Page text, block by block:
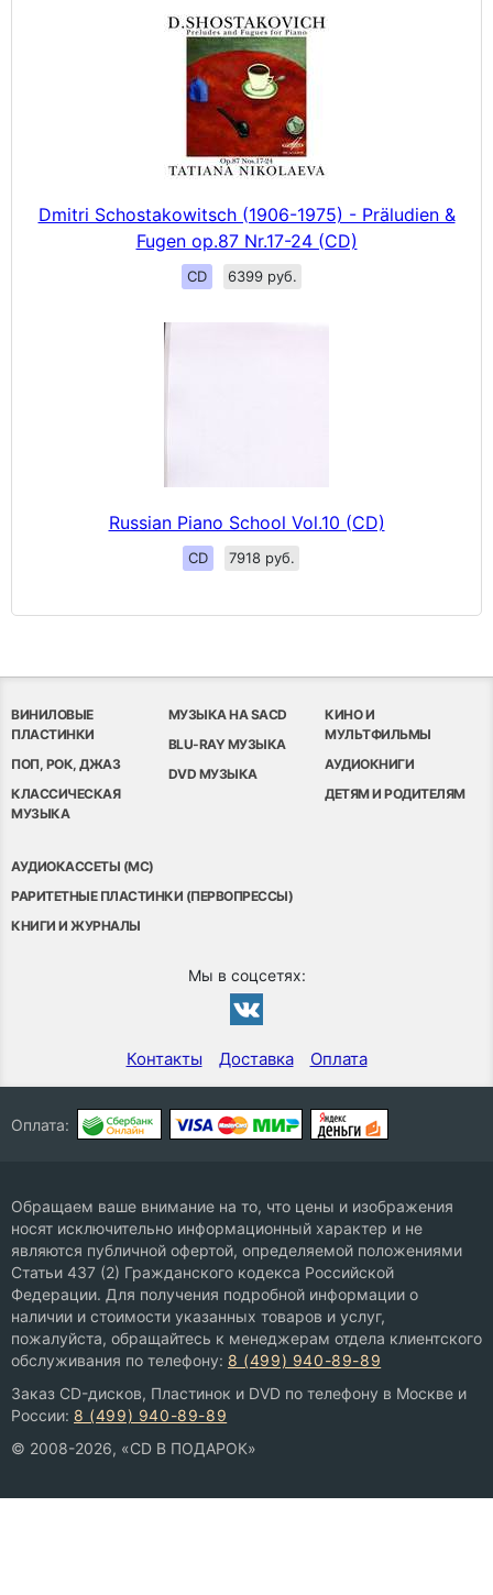
Dmitri Schostakowitsch (1906-1975) - Präludien &
Fugen op.87 Nr.17-24 (CD)
CD 6399 руб.
Russian Piano School Vol.10 (CD)
CD 7918 руб.
ВИНИЛОВЫЕ
ПЛАСТИНКИ
ПОП, РОК, ДЖАЗ
КЛАССИЧЕСКАЯ
МУЗЫКА
МУЗЫКА НА SACD
BLU-RAY МУЗЫКА
DVD МУЗЫКА
КИНО И
МУЛЬТФИЛЬМЫ
АУДИОКНИГИ
ДЕТЯМ И РОДИТЕЛЯМ
АУДИОКАССЕТЫ (MC)
РАРИТЕТНЫЕ ПЛАСТИНКИ (ПЕРВОПРЕССЫ)
КНИГИ И ЖУРНАЛЫ
Мы в соцсетях:
Контакты Доставка Оплата
Оплата:
Обращаем ваше внимание на то, что цены и изображения
носят исключительно информационный характер и не
являются публичной офертой, определяемой положениями
Статьи 437 (2) Гражданского кодекса Российской
Федерации. Для получения подробной информации о
наличии и стоимости указанных товаров и услуг,
пожалуйста, обращайтесь к менеджерам отдела клиентского
обслуживания по телефону: 8 (499) 940-89-89
Заказ CD-дисков, Пластинок и DVD по телефону в Москве и
России: 8 (499) 940-89-89
© 2008-2026, «CD В ПОДАРОК»